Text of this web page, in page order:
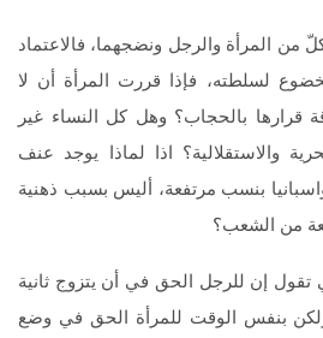
المرأة والرجل ونضجهما، فالاعتماد
لسلطته، فإذا قررت المرأة أن لا
قرارها بالحجاب؟ وهل كل النساء غير
والاستقلالية؟ اذا لماذا يوجد عنف
بنسب مرتفعة، أليس بسبب ذهنية
من الشعب؟
تقول إن للرجل الحق في أن يتزوج ثانية
ولكن بنفس الوقت للمرأة الحق في وضع